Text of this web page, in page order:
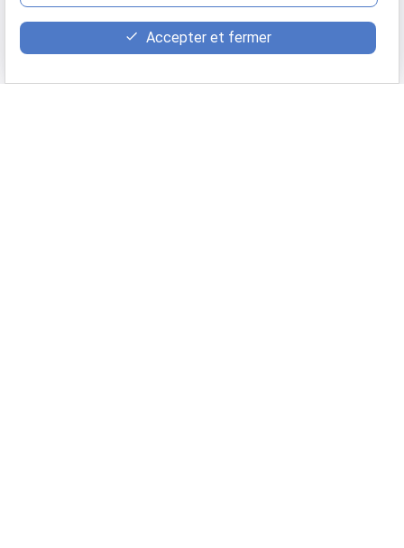
Accepter et fermer